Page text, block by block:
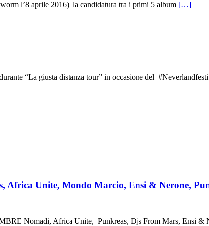
l’8 aprile 2016), la candidatura tra i primi 5 album […]
“La giusta distanza tour” in occasione del
Africa Unite, Mondo Marcio, Ensi & Nerone,
Nomadi, Africa Unite, Punkreas, Djs From Mars, Ensi &